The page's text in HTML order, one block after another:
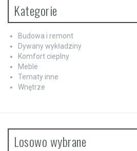
Kategorie
Budowa i remont
Dywany wykładziny
Komfort cieplny
Meble
Tematy inne
Wnętrze
Losowo wybrane